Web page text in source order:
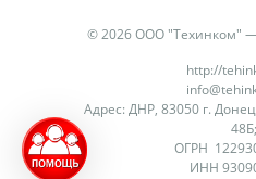
© 2026 ООО "Техинком"
http://
Адрес: ДНР, 83050 г.
48Б;
ОГРН
ИНН